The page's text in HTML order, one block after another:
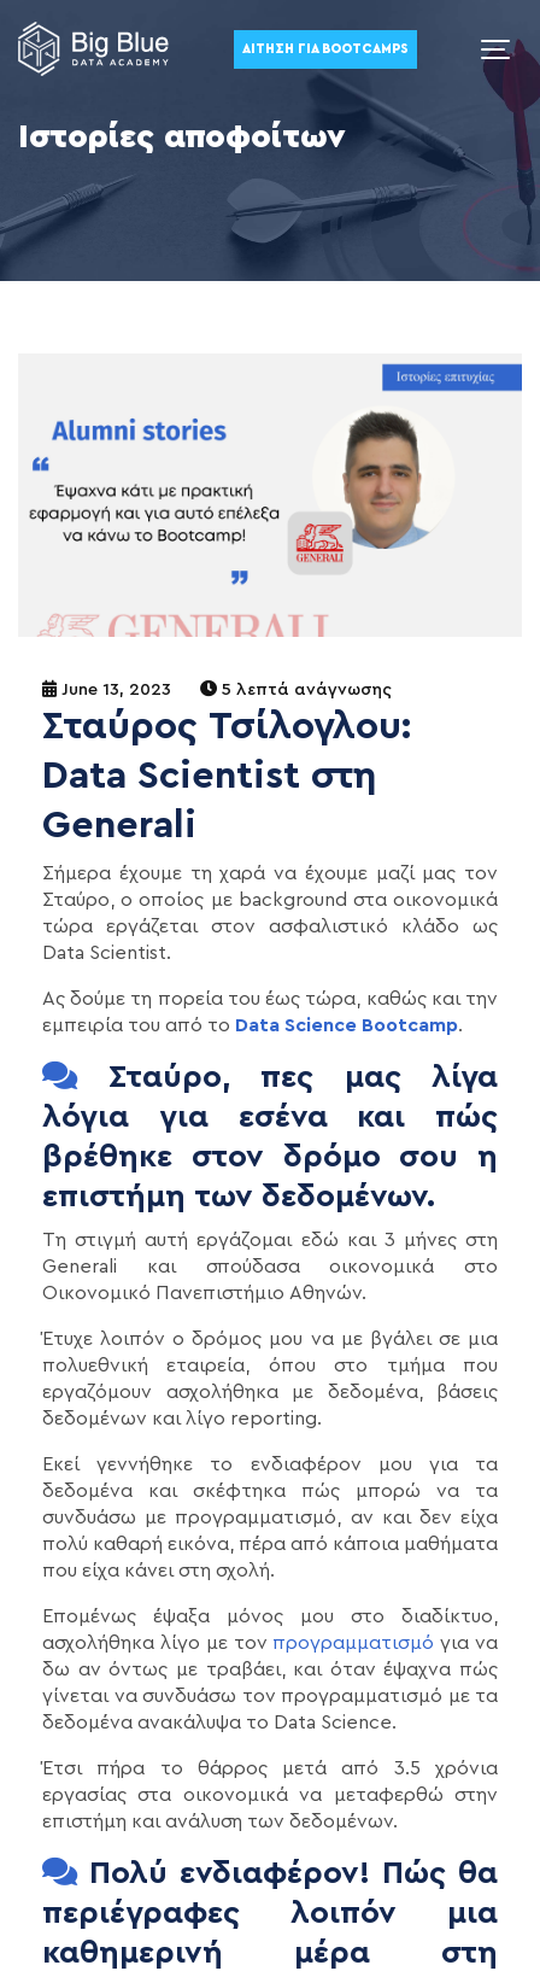
ΑΊΤΗΣΗ ΓΙΑ BOOTCAMPS
Ιστορίες αποφοίτων
June 13, 2023 5 λεπτά ανάγνωσης
Σταύρος Τσίλογλου:
Data Scientist στη
Generali
Σήμερα έχουμε τη χαρά να έχουμε μαζί μας τον
Σταύρο, ο οποίος με background στα οικονομικά
τώρα εργάζεται στον ασφαλιστικό κλάδο ως
Data Scientist.
Ας δούμε τη πορεία του έως τώρα, καθώς και την
εμπειρία του από το Data Science Bootcamp.
Σταύρο, πες μας λίγα
λόγια για εσένα και πώς
βρέθηκε στον δρόμο σου η
επιστήμη των δεδομένων.
Τη στιγμή αυτή εργάζομαι εδώ και 3 μήνες στη
Generali και σπούδασα οικονομικά στο
Οικονομικό Πανεπιστήμιο Αθηνών.
Έτυχε λοιπόν ο δρόμος μου να με βγάλει σε μια
πολυεθνική εταιρεία, όπου στο τμήμα που
εργαζόμουν ασχολήθηκα με δεδομένα, βάσεις
δεδομένων και λίγο reporting.
Εκεί γεννήθηκε το ενδιαφέρον μου για τα
δεδομένα και σκέφτηκα πώς μπορώ να τα
συνδυάσω με προγραμματισμό, αν και δεν είχα
πολύ καθαρή εικόνα, πέρα από κάποια μαθήματα
που είχα κάνει στη σχολή.
Επομένως έψαξα μόνος μου στο διαδίκτυο,
ασχολήθηκα λίγο με τον προγραμματισμό για να
δω αν όντως με τραβάει, και όταν έψαχνα πώς
γίνεται να συνδυάσω τον προγραμματισμό με τα
δεδομένα ανακάλυψα το Data Science.
Έτσι πήρα το θάρρος μετά από 3.5 χρόνια
εργασίας στα οικονομικά να μεταφερθώ στην
επιστήμη και ανάλυση των δεδομένων.
Πολύ ενδιαφέρον! Πώς θα
περιέγραφες λοιπόν μια
καθημερινή μέρα στη